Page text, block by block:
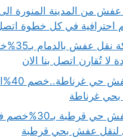
من المدينة المنورة
افضل شركة
لا تُقارن اتصل بنا الان
دينا
غرناطة
دينا نقل عفش حي قرطبة
لنقل عفش بحي قرطبة